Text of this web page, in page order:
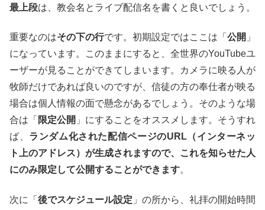
最上段は、教会名とライブ配信名を書くと良いでしょう。
重要なのはその下の行です。初期設定ではここは「 公開 」
になっています。このままにすると、全世界のYouTubeユ
ーザーが見ることができてしまいます。カメラに映る人が
牧師だけであれば良いのですが、信徒の方の奉仕者が映る
場合は個人情報の面で懸念があるでしょう。そのような場
合は「 限定公開 」にすることをオススメします。そうすれ
ば、 ランダム化された配信ページのURL（インターネッ
ト上のアドレス）が生成されますので、これを知らせた人
にのみ限定して公開することができます。
次に「 後でスケジュール設定 」の所から、礼拝の開始時間